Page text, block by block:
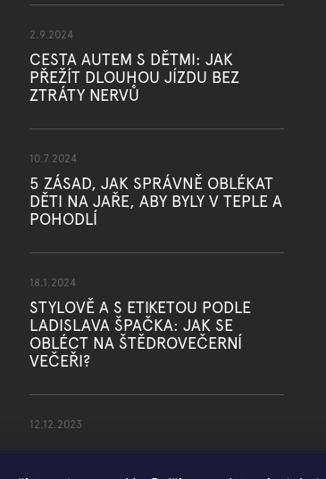
2.9.2024
CESTA AUTEM S DĚTMI: JAK
PŘEŽÍT DLOUHOU JÍZDU BEZ
ZTRÁTY NERVŮ
10.7.2024
5 ZÁSAD, JAK SPRÁVNĚ OBLÉKAT
DĚTI NA JAŘE, ABY BYLY V TEPLE A
POHODLÍ
18.1.2024
STYLOVĚ A S ETIKETOU PODLE
LADISLAVA ŠPAČKA: JAK SE
OBLÉCT NA ŠTĚDROVEČERNÍ
VEČEŘI?
12.12.2023